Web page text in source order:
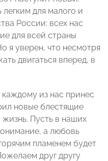
легким для малого и
России: всех нас
для всей страны
я уверен, что несмотря
двигаться вперед, в
из нас принес
новые блестящие
Пусть в наших
а любовь
пламенем будет
друг другу